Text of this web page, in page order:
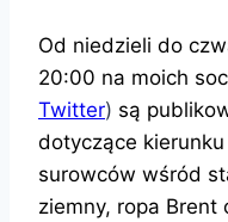
Od niedzieli do
20:00 na moich
Twitter) są
dotyczące
surowców wśród
ziemny, ropa Brent